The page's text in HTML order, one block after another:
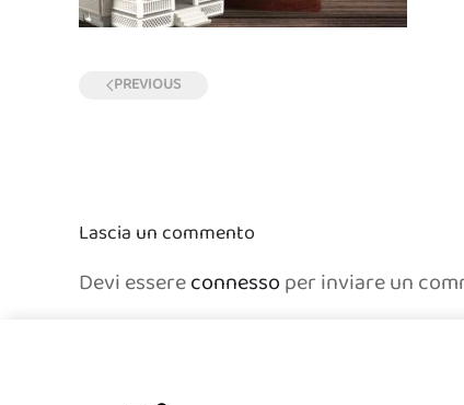
PREVIOUS
Lascia un commento
Devi essereconnessoper inviare un